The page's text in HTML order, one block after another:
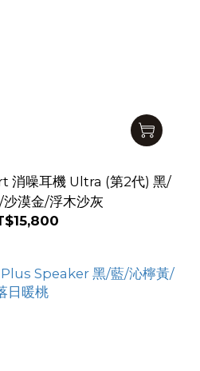
消噪耳機 Ultra (第2代) 黑/
漠金/浮木沙灰